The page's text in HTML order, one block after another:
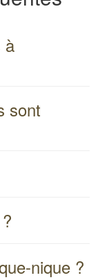
à
sont
nique ?